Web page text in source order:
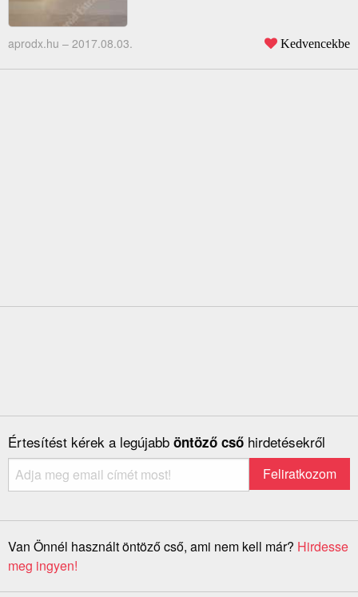
aprodx.hu – 2017.08.03. Kedvencekbe
Értesítést kérek a legújabb öntöző cső hirdetésekről
Van Önnél használt öntöző cső, ami nem kell már? Hirdesse
meg ingyen!